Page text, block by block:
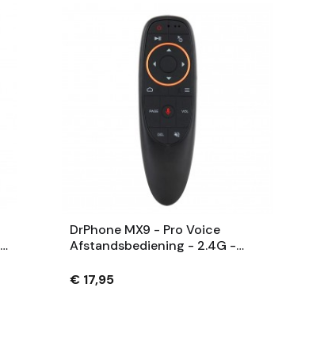
DrPhone MX9 - Pro Voice
Afstandsbediening - 2.4G -
Box / Smart TV / Beamer
€ 17,95